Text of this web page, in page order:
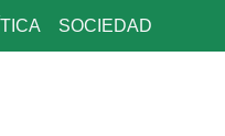
SOCIEDAD